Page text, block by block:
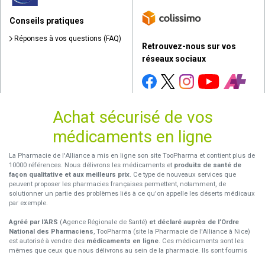
Conseils pratiques
Réponses à vos questions (FAQ)
Retrouvez-nous sur vos
réseaux sociaux
Achat sécurisé de vos
médicaments en ligne
La Pharmacie de l'Alliance a mis en ligne son site TooPharma et contient plus de
10000 références. Nous délivrons les médicaments et produits de santé de
façon qualitative et aux meilleurs prix. Ce type de nouveaux services que
peuvent proposer les pharmacies françaises permettent, notamment, de
solutionner un partie des problèmes liés à ce qu'on appelle les déserts médicaux
par exemple.
Agréé par l'ARS (Agence Régionale de Santé) et déclaré auprès de l’Ordre
National des Pharmaciens, TooPharma (site la Pharmacie de l'Alliance à Nice)
est autorisé à vendre des médicaments en ligne. Ces médicaments sont les
mêmes que ceux que nous délivrons au sein de la pharmacie. Ils sont fournis